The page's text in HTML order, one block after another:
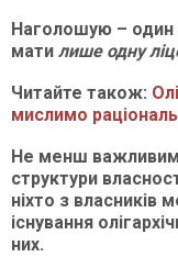
Наголошую – один
мати лише одну
Читайте також:
мислимо
Не менш важливим
структури
ніхто з власників
існування
них.